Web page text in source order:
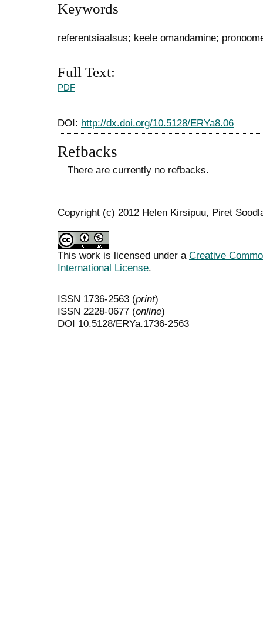
Keywords
referentsiaalsus; keele omandamine;
Full Text:
PDF
DOI: http://dx.doi.org/10.5128/ERYa8.06
Refbacks
There are currently no refbacks.
Copyright (c) 2012 Helen Kirsipuu, Piret
This work is licensed under a Creative
International License.
ISSN 1736-2563 (print)
ISSN 2228-0677 (online)
DOI 10.5128/ERYa.1736-2563